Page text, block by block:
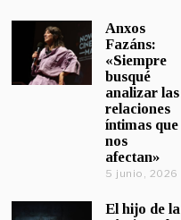
Anxos
Fazáns:
«Siempre
busqué
analizar las
relaciones
íntimas que
nos
afectan»
5 junio, 2026
El hijo de la